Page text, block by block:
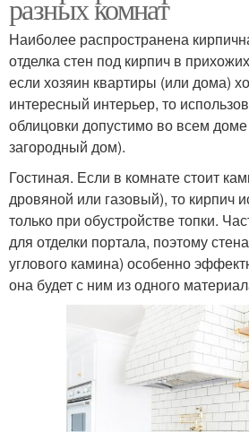
разных комнат
Наиболее распространена
отделка стен под кирпич в
если хозяин квартиры (или дома)
интересный интерьер, то
облицовки допустимо во всем доме
загородный дом).
Гостиная. Если в комнате стоит
дровяной или газовый), то кирпич
только при обустройстве топки.
для отделки портала, поэтому
углового камина) особенно
она будет с ним из одного